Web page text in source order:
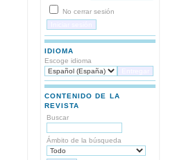
No cerrar sesión
IDIOMA
Escoge idioma
CONTENIDO DE LA
REVISTA
Buscar
Ámbito de la búsqueda